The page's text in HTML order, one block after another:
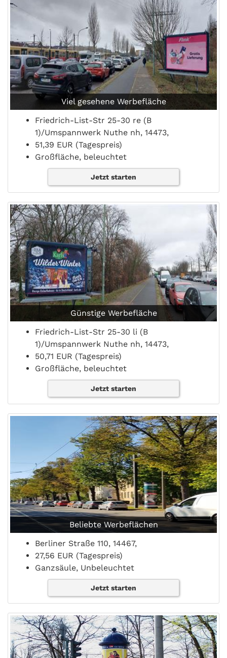
Viel gesehene Werbefläche
Friedrich-List-Str 25-30 re (B
1)/Umspannwerk Nuthe nh, 14473,
51,39 EUR (Tagespreis)
Großfläche, beleuchtet
Jetzt starten
Günstige Werbefläche
Friedrich-List-Str 25-30 li (B
1)/Umspannwerk Nuthe nh, 14473,
50,71 EUR (Tagespreis)
Großfläche, beleuchtet
Jetzt starten
Beliebte Werbeflächen
Berliner Straße 110, 14467,
27,56 EUR (Tagespreis)
Ganzsäule, Unbeleuchtet
Jetzt starten